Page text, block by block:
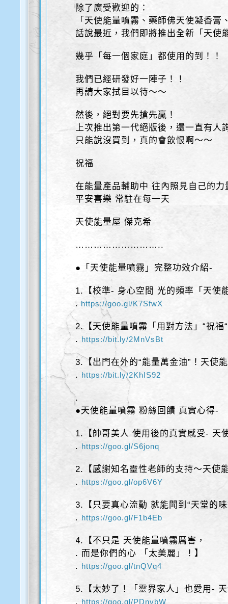
除了廣受歡迎的：
「天使能量噴霧、藥師佛天使凝香膏
話說最近，我們即將推出全新「天使
幾乎「每一個家庭」都使用的到！！
我們已經研發好一陣子！！
再請大家拭目以待～～
然後，絕對要先搶先贏！
上次推出第一代絕版後，還一直有人
只能說沒買到，真的會飲恨啊～～
祝福
在能量產品輔助中 往內照見自己的力
平安喜樂 常駐在每一天
天使能量屋 傑克希
………………………..
●「天使能量噴霧」完整功效介紹-
1.【校準- 身心空間 光的頻率「天使
. https://goo.gl/K7SfwX
2.【天使能量噴霧「用對方法」“祝福
. https://bit.ly/2MnVsBt
3.【出門在外的“能量萬金油”！天使
. https://bit.ly/2KhIS92
.
●天使能量噴霧 粉絲回饋 真實心得-
1.【帥哥美人 使用後的真實感受- 天
. https://goo.gl/S6jonq
2.【感謝知名靈性老師的支持～天使
. https://goo.gl/op6V6Y
3.【只要真心流動 就能聞到“天堂的
. https://goo.gl/F1b4Eb
4.【不只是 天使能量噴霧厲害，
. 而是你們的心 「太美麗」！】
. https://goo.gl/tnQVq4
5.【太妙了！「靈界家人」也愛用-
. https://goo.gl/PDnvbW